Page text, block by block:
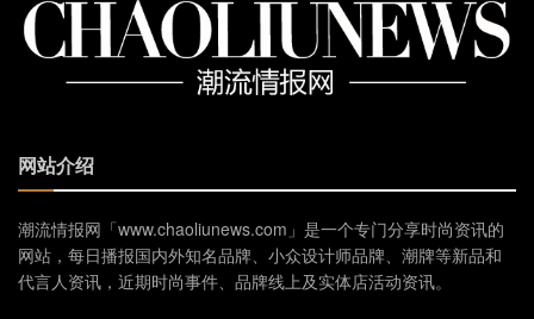
网站介绍
潮流情报网「www.chaoliunews.com」是一个专门分享时尚资讯的
网站，每日播报国内外知名品牌、小众设计师品牌、潮牌等新品和
代言人资讯，近期时尚事件、品牌线上及实体店活动资讯。